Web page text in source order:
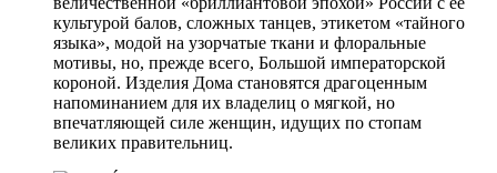
культурой балов, сложных танцев, этикетом «тайного
языка», модой на узорчатые ткани и флоральные
мотивы, но, прежде всего, Большой императорской
короной. Изделия Дома становятся драгоценным
напоминанием для их владелиц о мягкой, но
впечатляющей силе женщин, идущих по стопам
великих правительниц.